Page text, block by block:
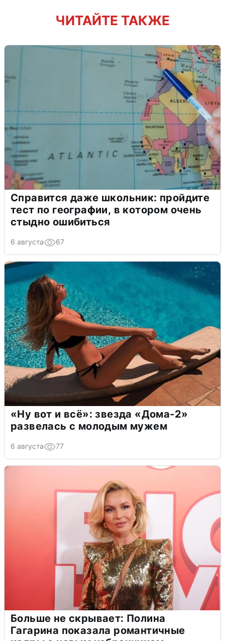
ЧИТАЙТЕ ТАКЖЕ
Справится даже школьник: пройдите
тест по географии, в котором очень
стыдно ошибиться
6 августа 67
«Ну вот и всё»: звезда «Дома-2»
развелась с молодым мужем
6 августа 77
Больше не скрывает: Полина
Гагарина показала романтичные